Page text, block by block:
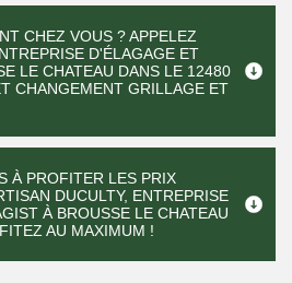
CHEZ VOUS ? APPELEZ
D'ÉLAGAGE ET
LE CHATEAU DANS LE 12480
CHANGEMENT GRILLAGE ET
À PROFITER LES PRIX
DUCULTY, ENTREPRISE
À BROUSSE LE CHATEAU
AU MAXIMUM !